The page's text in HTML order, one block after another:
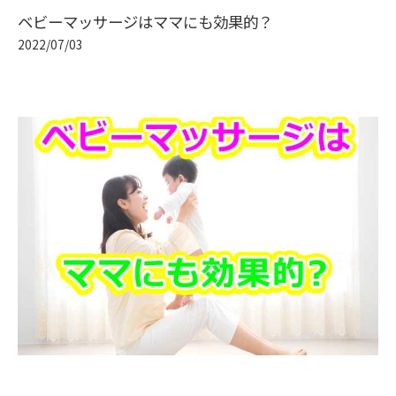
ベビーマッサージはママにも効果的？
2022/07/03